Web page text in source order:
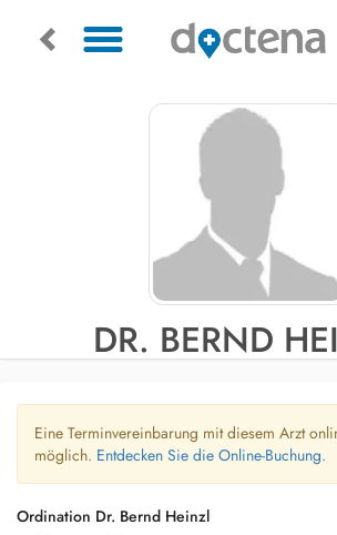
DR. BERND
Eine Terminvereinbarung mit diesem Arzt
möglich. Entdecken Sie die Online-Buchung.
Ordination Dr. Bernd Heinzl